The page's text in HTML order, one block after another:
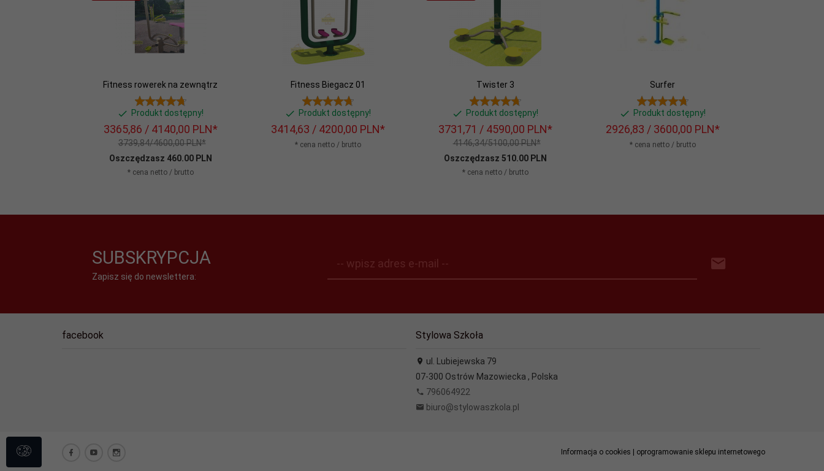
Fitness rowerek na zewnątrz
Produkt dostępny!
3365,86 / 4140,00 PLN*
3739,84/4600,00 PLN*
Oszczędzasz 460.00 PLN
* cena netto / brutto
Fitness Biegacz 01
Produkt dostępny!
3414,63 / 4200,00 PLN*
* cena netto / brutto
Twister 3
Produkt dostępny!
3731,71 / 4590,00 PLN*
4146,34/5100,00 PLN*
Oszczędzasz 510.00 PLN
* cena netto / brutto
Surfer
Produkt dostępny!
2926,83 / 3600,00 PLN*
* cena netto / brutto
SUBSKRYPCJA
Zapisz się do newslettera:
-- wpisz adres e-mail --
facebook Stylowa Szkoła
ul. Lubiejewska 79
07-300 Ostrów Mazowiecka , Polska
796064922
biuro@stylowaszkola.pl
Informacja o cookies oprogramowanie sklepu internetowego